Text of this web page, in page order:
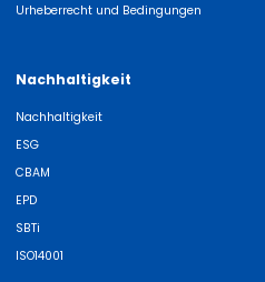
Urheberrecht und Bedingungen
Nachhaltigkeit
Nachhaltigkeit
ESG
CBAM
EPD
SBTi
ISO14001